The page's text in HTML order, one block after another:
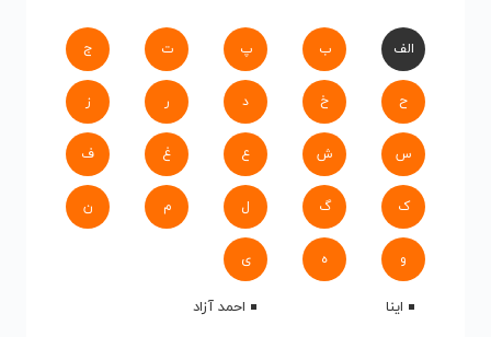
الف ب پ ت ج
ح خ د ر ز
س ش ع غ ف
ک گ ل م ن
و ه ی
اینا
احمد آزاد